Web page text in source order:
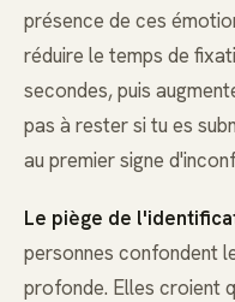
présence de ces
réduire le temps de
secondes, puis
pas à rester si tu es
au premier signe
Le piège de
personnes confondent
profonde. Elles croient